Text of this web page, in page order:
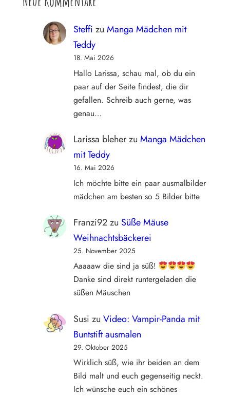
Steffi zu Manga Mädchen mit
Teddy
18. Mai 2026
Hallo Larissa, schau mal, ob du ein
paar auf der Seite findest, die dir
gefallen. Schreib auch gerne, was
genau…
Larissa bleherzu Manga Mädchen
mit Teddy
16. Mai 2026
Ich möchte bitte ein paar ausmalbilder
mädchen am besten so 5 Bilder bitte
Franzi92zu Süße Mäuse
Weihnachtsbäckerei
25. November 2025
Aaaaaw die sind ja süß!
Danke sind direkt runtergeladen die
süßen Mäuschen
Susi zu Video: Vampir-Panda mit
Buntstift ausmalen
29. Oktober 2025
Wirklich süß, wie ihr beiden an dem
Bild malt und euch gegenseitig neckt.
Ich wünsche euch ein schönes